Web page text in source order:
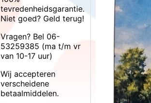
tevredenheidsgarantie.
Niet goed? Geld terug!
Vragen? Bel 06-
53259385 (ma t/m vr
van 10-17 uur)
Wij accepteren
verscheidene
betaalmiddelen.